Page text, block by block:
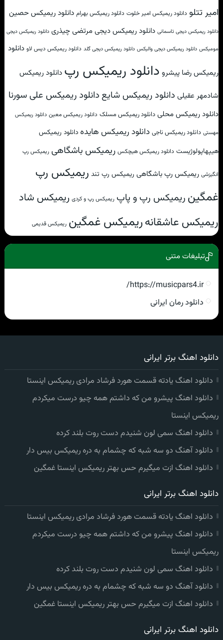
امیر تتلو دانلود ریمیکس امیر خلوت دانلود ریمیکس بهرام دانلود ریمیکس حصین
دانلود ریمیکس دیجی تاسمانی دانلود ریمیکس دیجی مرتضی چیذری دانلود ریمیکس دیجی
مومیکس دانلود ریمیکس دیجی والیکس دانلود ریمیکس دیجی گلد دانلود ریمیکس دیس لاو دانلود
ریمیکس رضا پیشرو دانلود ریمیکس رپ دانلود ریمیکس
شادمهر عقیلی دانلود ریمیکس شایع دانلود ریمیکس علی سورنا
دانلود ریمیکس محلی دانلود ریمیکس مسلک دانلود ریمیکس معین دانلود ریمیکس
مهستی دانلود ریمیکس ناجی دانلود ریمیکس هایدهدانلود ریمیکس
هیپهاپولوژیست دانلود ریمیکس هیچکس ریمیکس باشگاهی ریمیکس رپ
انگیزشی ریمیکس رپ باشگاهی ریمیکس رپ تند ریمیکس رپ
غمگین ریمیکس رپ و پاپ ریمیکس رپ و کردی ریمیکس شاد
ریمیکس عاشقانهریمیکس غمگین ریمیکس قدیمی
تبلیغات متنی
https://musicpars4.ir/
دانلود رمان ایرانی
دانلود اهنگ برتر ایرانی
دانلود اهنگ یادته قسمت هورد فرشاد مرادی ریمیکس اینستا
دانلود اهنگ پیشرو من که داشتم همه چیو درست میکردم
ریمیکس اینستا
دانلود اهنگ سمی لون شنیدم دست روت بلند کرده
دانلود آهنگ دو سه شبه که چشمام به دره ریمیکس بیس دار
دانلود اهنگ ازت میگیرم حس بهتر ریمیکس اینستا غمگین
دانلود اهنگ برتر ایرانی
دانلود اهنگ یادته قسمت هورد فرشاد مرادی ریمیکس اینستا
دانلود اهنگ پیشرو من که داشتم همه چیو درست میکردم
ریمیکس اینستا
دانلود اهنگ سمی لون شنیدم دست روت بلند کرده
دانلود آهنگ دو سه شبه که چشمام به دره ریمیکس بیس دار
دانلود اهنگ ازت میگیرم حس بهتر ریمیکس اینستا غمگین
دانلود اهنگ برتر ایرانی